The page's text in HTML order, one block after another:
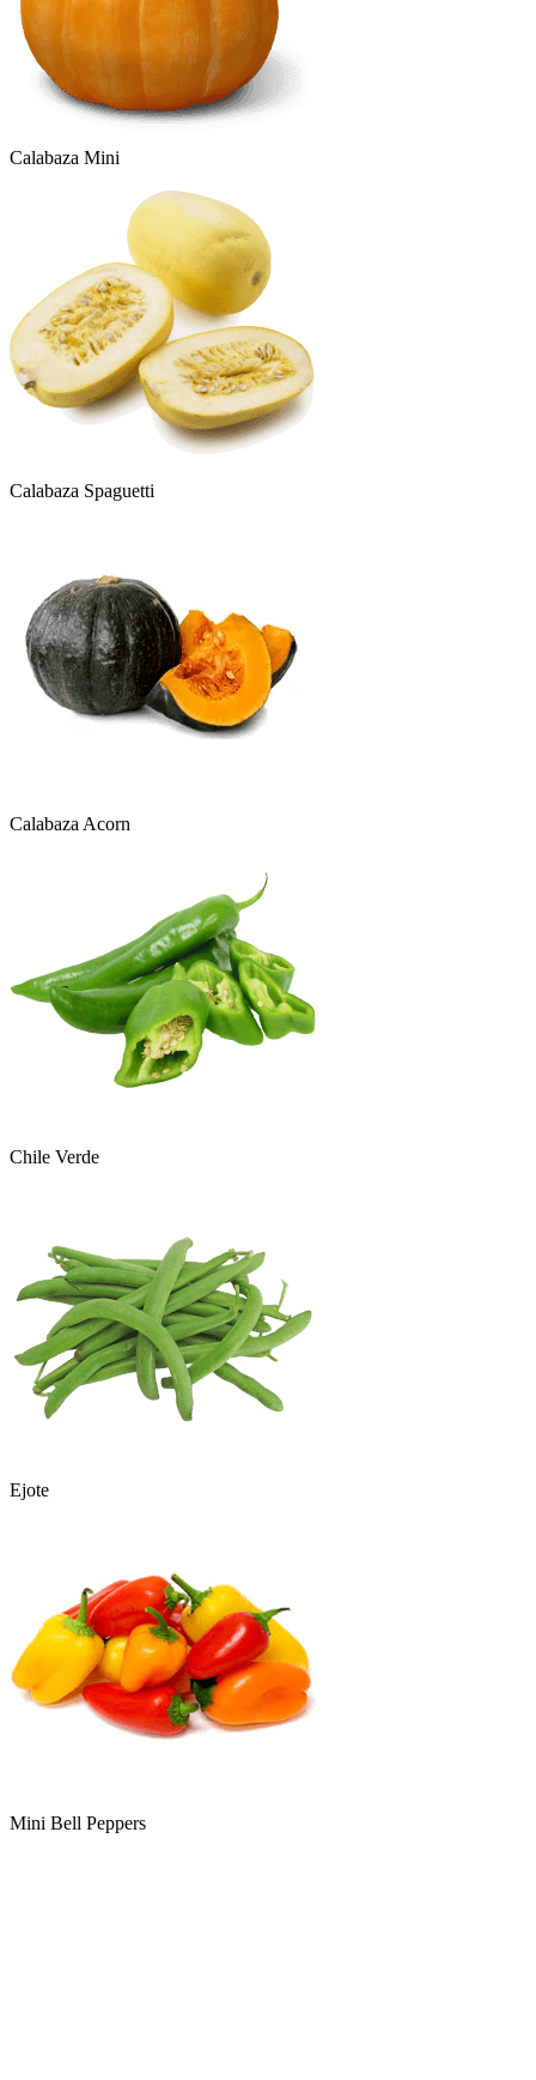
Calabaza Mini
Calabaza Spaguetti
Calabaza Acorn
Chile Verde
Ejote
Mini Bell Peppers